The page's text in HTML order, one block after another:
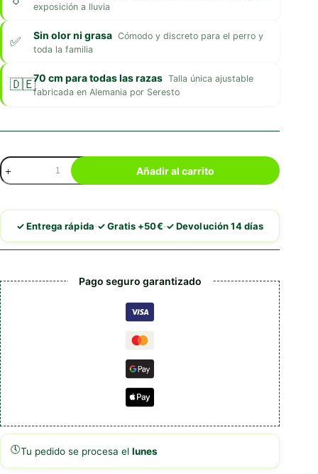
exposición a lluvia
Sin olor ni grasa Cómodo y discreto para el perro y
toda la familia
70 cm para todas las razas Talla única ajustable
fabricada en Alemania por Seresto
Seresto
collar
perros
cm
Añadir al carrito
✓ Entrega rápida·✓ Gratis +50€·✓ Devolución 14 días
Pago seguro garantizado
🕔Tu pedido se procesa el lunes